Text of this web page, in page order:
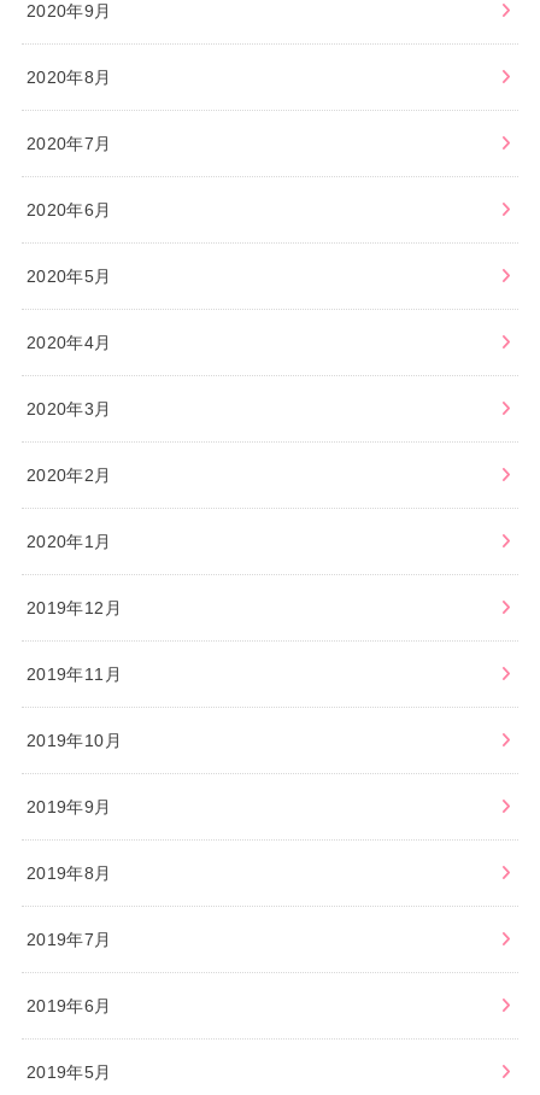
2020年9月
2020年8月
2020年7月
2020年6月
2020年5月
2020年4月
2020年3月
2020年2月
2020年1月
2019年12月
2019年11月
2019年10月
2019年9月
2019年8月
2019年7月
2019年6月
2019年5月